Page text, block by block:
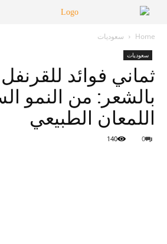
Home سعوديات
سعوديات
ثماني فوائد
بالشعر: من النمو
اللمعان الطبيعي
0
140